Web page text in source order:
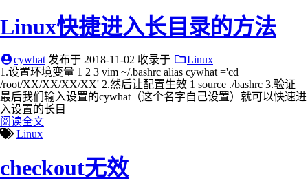
Linux快捷进入长目录的方法
cywhat 发布于 2018-11-02 收录于
Linux
1.设置环境变量 1 2 3 vim ~/.bashrc alias cywhat ='cd
/root/XX/XX/XX/XX' 2.然后让配置生效 1 source ./bashrc 3.验证
最后我们输入设置的cywhat（这个名字自己设置）就可以快速进
入设置的长目
阅读全文
Linux
checkout无效